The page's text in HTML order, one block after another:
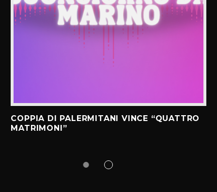
COPPIA DI PALERMITANI VINCE “QUATTRO
MATRIMONI”